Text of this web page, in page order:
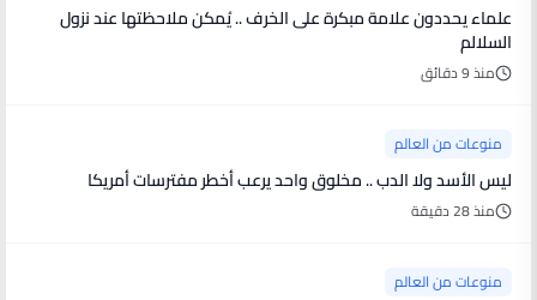
علماء يحددون علامة مبكرة على الخرف .. يُمكن ملاحظتها عند نزول
السلالم
منذ 9 دقائق
منوعات من العالم
ليس الأسد ولا الدب .. مخلوق واحد يرعب أخطر مفترسات أمريكا
منذ 28 دقيقة
منوعات من العالم